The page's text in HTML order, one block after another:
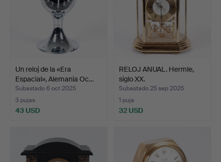
Un reloj de la «Era
Espacial», Alemania Oc…
Subastado 6 oct 2025
3 pujas
43 USD
RELOJ ANUAL. Hermle,
siglo XX.
Subastado 25 sep 2025
1 puja
32 USD